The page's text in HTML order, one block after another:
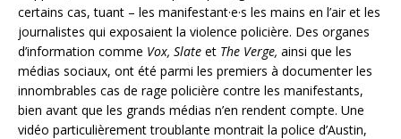
certains cas, tuant – les manifestant·e·s les mains en l’air et les
journalistes qui exposaient la violence policière. Des organes
d’information comme Vox, Slate et The Verge, ainsi que les
médias sociaux, ont été parmi les premiers à documenter les
innombrables cas de rage policière contre les manifestants,
bien avant que les grands médias n’en rendent compte. Une
vidéo particulièrement troublante montrait la police d’Austin,